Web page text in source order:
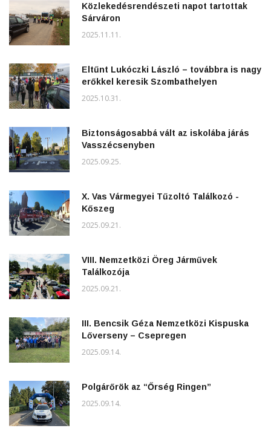
Közlekedésrendészeti napot tartottak
Sárváron
2025.11.11.
Eltűnt Lukóczki László – továbbra is nagy
erőkkel keresik Szombathelyen
2025.10.31.
Biztonságosabbá vált az iskolába járás
Vasszécsenyben
2025.09.25.
X. Vas Vármegyei Tűzoltó Találkozó -
Kőszeg
2025.09.21.
VIII. Nemzetközi Öreg Járművek
Találkozója
2025.09.21.
III. Bencsik Géza Nemzetközi Kispuska
Lőverseny – Csepregen
2025.09.14.
Polgárőrök az “Őrség Ringen”
2025.09.14.